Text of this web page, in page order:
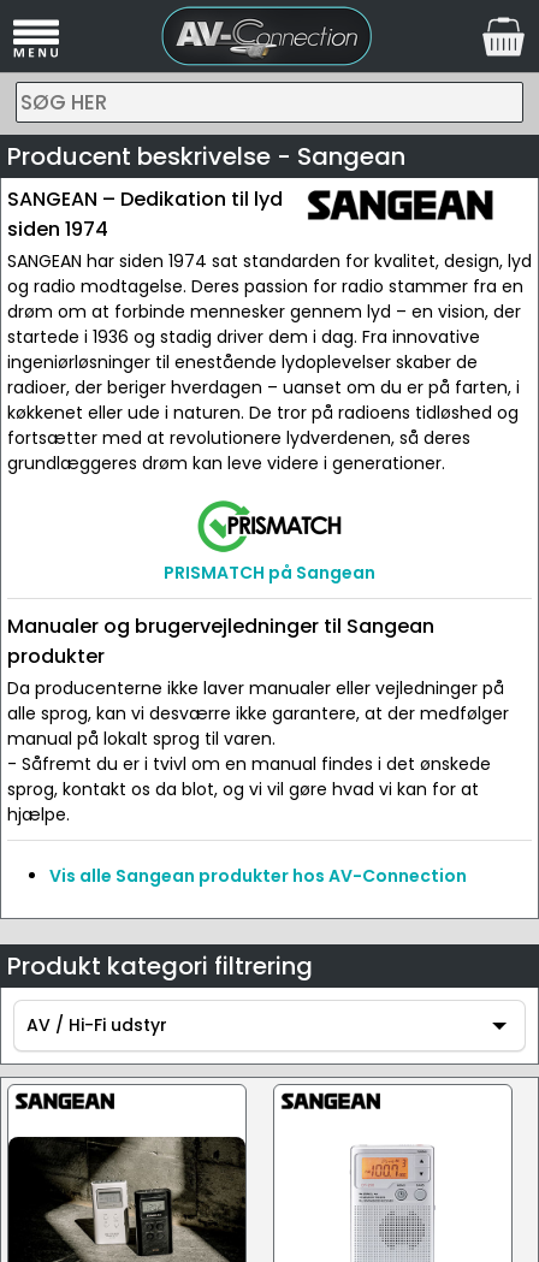
SØG HER
Producent beskrivelse - Sangean
SANGEAN – Dedikation til lyd
siden 1974
SANGEAN har siden 1974 sat standarden for kvalitet, design, lyd
og radio modtagelse. Deres passion for radio stammer fra en
drøm om at forbinde mennesker gennem lyd – en vision, der
startede i 1936 og stadig driver dem i dag. Fra innovative
ingeniørløsninger til enestående lydoplevelser skaber de
radioer, der beriger hverdagen – uanset om du er på farten, i
køkkenet eller ude i naturen. De tror på radioens tidløshed og
fortsætter med at revolutionere lydverdenen, så deres
grundlæggeres drøm kan leve videre i generationer.
PRISMATCH på Sangean
Manualer og brugervejledninger til Sangean
produkter
Da producenterne ikke laver manualer eller vejledninger på
alle sprog, kan vi desværre ikke garantere, at der medfølger
manual på lokalt sprog til varen.
- Såfremt du er i tvivl om en manual findes i det ønskede
sprog, kontakt os da blot, og vi vil gøre hvad vi kan for at
hjælpe.
Vis alle Sangean produkter hos AV-Connection
Produkt kategori filtrering
AV / Hi-Fi udstyr
AV / Hi-Fi udstyr